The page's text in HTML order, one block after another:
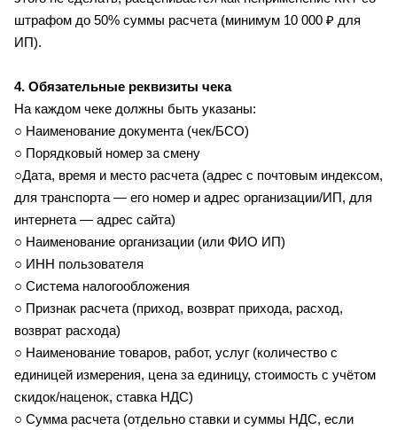
штрафом до 50% суммы расчета (минимум 10 000 ₽ для
ИП).
4. Обязательные реквизиты чека
На каждом чеке должны быть указаны:
○ Наименование документа (чек/БСО)
○ Порядковый номер за смену
○Дата, время и место расчета (адрес с почтовым индексом,
для транспорта — его номер и адрес организации/ИП, для
интернета — адрес сайта)
○ Наименование организации (или ФИО ИП)
○ ИНН пользователя
○ Система налогообложения
○ Признак расчета (приход, возврат прихода, расход,
возврат расхода)
○ Наименование товаров, работ, услуг (количество с
единицей измерения, цена за единицу, стоимость с учётом
скидок/наценок, ставка НДС)
○ Сумма расчета (отдельно ставки и суммы НДС, если